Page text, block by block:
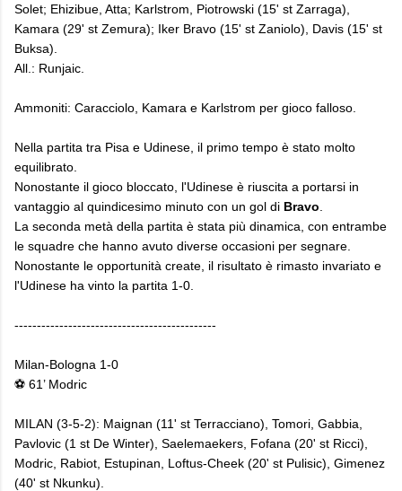
Solet; Ehizibue, Atta; Karlstrom, Piotrowski (15' st Zarraga),
Kamara (29' st Zemura); Iker Bravo (15' st Zaniolo), Davis (15' st
Buksa).
All.: Runjaic.
Ammoniti: Caracciolo, Kamara e Karlstrom per gioco falloso.
Nella partita tra Pisa e Udinese, il primo tempo è stato molto
equilibrato.
Nonostante il gioco bloccato, l'Udinese è riuscita a portarsi in
vantaggio al quindicesimo minuto con un gol di Bravo
La seconda metà della partita è stata più dinamica, con entrambe
le squadre che hanno avuto diverse occasioni per segnare.
Nonostante le opportunità create, il risultato è rimasto invariato e
l'Udinese ha vinto la partita 1-0.
---------------------------------------------
Milan-Bologna 1-0
⚽ 61’ Modric
MILAN (3-5-2): Maignan (11' st Terracciano), Tomori, Gabbia,
Pavlovic (1 st De Winter), Saelemaekers, Fofana (20' st Ricci),
Modric, Rabiot, Estupinan, Loftus-Cheek (20' st Pulisic), Gimenez
(40' st Nkunku).